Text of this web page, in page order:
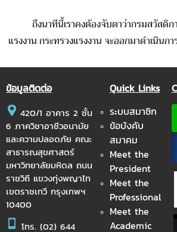
ถึงนาทีนี้เราคงต้องจับตาว่ากรมสวัสดิก
แรงงาน กระทรวงแรงงาน จะออกมาดำเนินกา
ข้อมูลติดต่อ
420/1 อาคาร 2 ชั้น
6 ภาควิชาอาชีวอนามัย
และความปลอดภัย คณะ
สาธารณสุขศาสตร์
มหาวิทยาลัยมหิดล ถนน
ราชวิถี แขวงทุ่งพญาไท
เขตราชเทวี กรุงเทพฯ
10400
โทร. (02) 644
Quick Links
ระบบสมาชิก
ข้อบังคับ
สมาคม
Meet the
President
Meet the
Professional
Meet the
Academic